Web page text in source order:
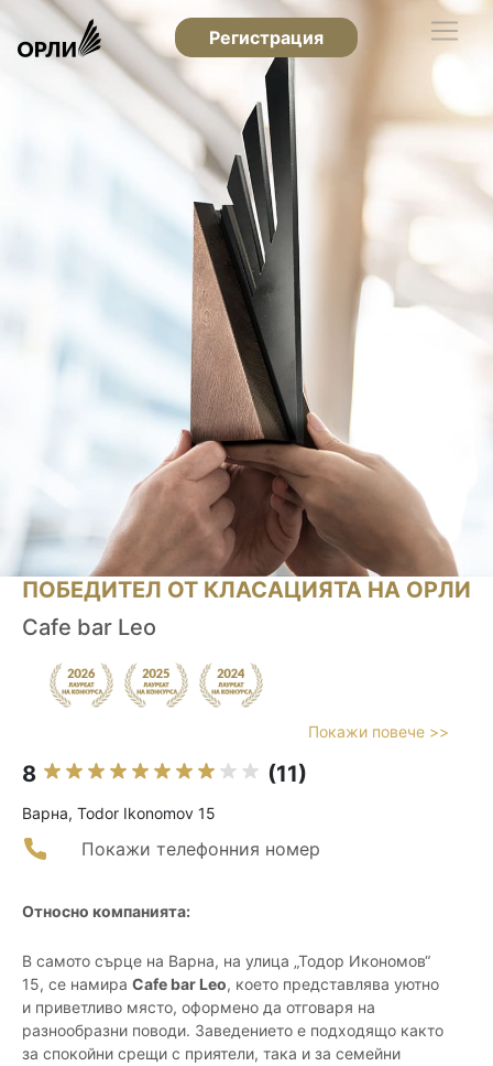
Регистрация
ПОБЕДИТЕЛ ОТ КЛАСАЦИЯТА НА ОРЛИ
Cafe bar Leo
Покажи повече >>
8 (11)
Варна, Todor Ikonomov 15
Покажи телефонния номер
Относно компанията:
В самото сърце на Варна, на улица „Тодор Икономов“
15, се намира Cafe bar Leo, което представлява уютно
и приветливо място, оформено да отговаря на
разнообразни поводи. Заведението е подходящо както
за спокойни срещи с приятели, така и за семейни